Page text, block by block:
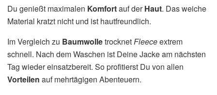
Du genießt maximalen Komfortauf derHaut. Das weiche
Material kratzt nicht und ist hautfreundlich.
Im Vergleich zu BaumwolletrocknetFleeceextrem
schnell. Nach dem Waschen ist Deine Jacke am nächsten
Tag wieder einsatzbereit. So profitierst Du von allen
Vorteilen auf mehrtägigen Abenteuern.